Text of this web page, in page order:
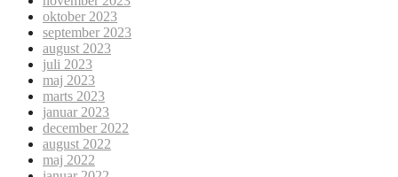
oktober 2023
september 2023
august 2023
juli 2023
maj 2023
marts 2023
januar 2023
december 2022
august 2022
maj 2022